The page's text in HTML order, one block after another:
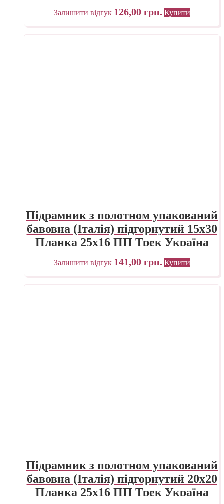
Залишити відгук 126,00 грн. Купити
Підрамник з полотном упакований
бавовна (Італія) підгорнутий 15х30
Планка 25х16 ПП Трек Україна
Залишити відгук 141,00 грн. Купити
Підрамник з полотном упакований
бавовна (Італія) підгорнутий 20х20
Планка 25х16 ПП Трек Україна